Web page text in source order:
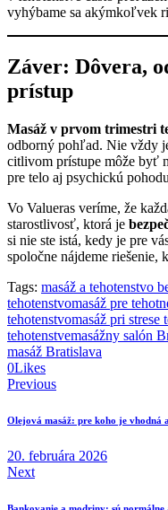
vyhýbame sa akýmkoľvek
Záver: Dôvera,
prístup
Masáž v prvom trimestri
odborný pohľad. Nie vždy
citlivom prístupe môže byť
pre telo aj psychickú
Vo Valueras veríme, že
starostlivosť, ktorá je
si nie ste istá, kedy je pre
spoločne nájdeme riešenie,
Tags: masáž a tehotenstvo
tehotenstvomasáž pre
tehotenstvomasáž pri strese
tehotenstvemasážny salón
masáž Bratislava
0Likes
Navigácia
v
Previous
Olejová masáž: pre koho je vhodná
20. februára 2026
Next